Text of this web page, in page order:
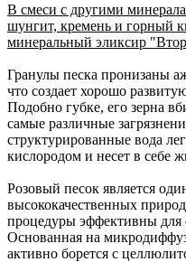
В смеси с другими
шунгит, кремень и горный
минеральный эликсир
Гранулы песка пронизаны
что создает хорошо
Подобно губке, его зерна
самые различные
структурированные вода
кислородом и несет в себе
Розовый песок является
высококачественных
процедуры эффективны для
Основанная на
активно борется с